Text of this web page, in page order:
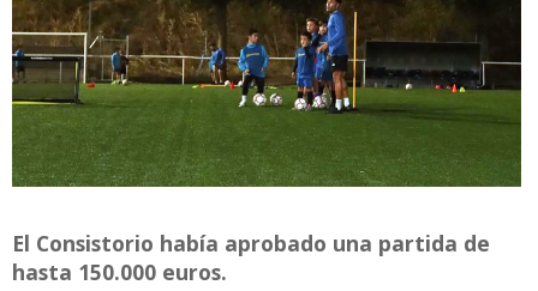
El Consistorio había aprobado una partida de
hasta 150.000 euros.